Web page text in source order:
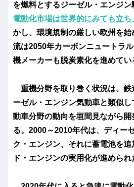
を燃料とするジーゼル・エンジン
電動化市場は世界的にみても立
かし、環境規制の厳しい欧州を始
流は2050年カーボンニュートラ
機メーカーも脱炭素化を進めてい
重機分野を取り巻く状況は、鉄
ーゼル・エンジン気動車と類似
動車分野の動向を垣間見ながら
る。2000～2010年代は、ディー
ク・エンジン、それに蓄電池を追
ド・エンジンの実用化が進められ